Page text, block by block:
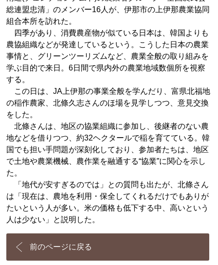
総連盟忠清」のメンバー16人が、伊那市の上伊那農業協同
組合本所を訪れた。
四季があり、消費農産物が似ている日本は、韓国よりも
農協組織などが発達しているという。こうした日本の農業
事情と、グリーンツーリズムなど、農業全般の取り組みを
学ぶ目的で来日。6日間で県内外の農業地域数個所を視察
する。
この日は、JA上伊那の事業全般を学んだり、富県北福地
の稲作農家、北條久志さんのほ場を見学しつつ、意見交換
をした。
北條さんは、地区の協業組織に参加し、後継者のない農
地などを借りつつ、約32ヘクタールで稲を育てている。韓
国でも担い手問題が深刻化しており、参加者たちは、地区
で土地や農業機械、農作業を融通する“協業”に関心を示し
た。
「地代が安すぎるのでは」との質問も出たが、北條さん
は「現在は、農地を利用・保全してくれるだけでもありが
たいという人が多い。米の価格も低下する中、高いという
人は少ない」と説明した。
前のページに戻る